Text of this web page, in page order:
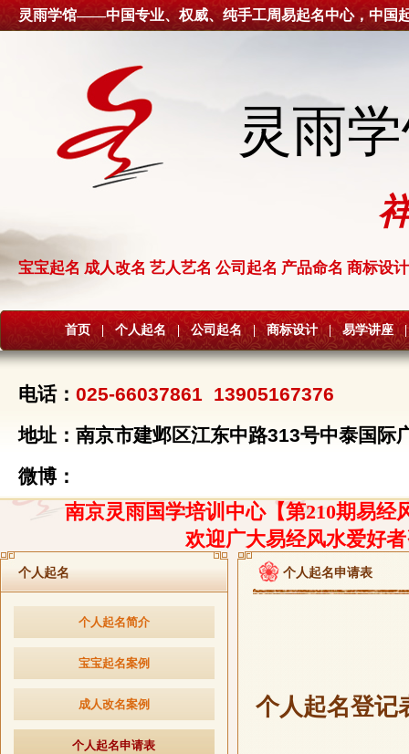
灵雨学馆——中国专业、权威、纯手工周易起名中心，中国
灵雨
宝宝起名 成人改名 艺人艺名 公司起名 产品命名 商标设计
首页 | 个人起名 | 公司起名 | 商标设计 | 易学讲座 |
电话： 025-66037861 13905167376
地址：南京市建邺区江东中路313号中泰国际
微博：
南京灵雨国学培训中心【第210期易经
欢迎广大易经风水爱好
个人起名
个人起名简介
宝宝起名案例
成人改名案例
个人起名申请表
个人起名申请表
个人起名登记